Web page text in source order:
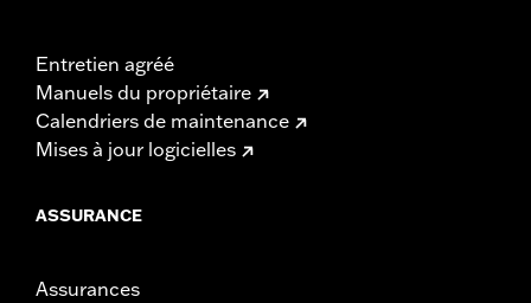
Entretien agréé
Manuels du propriétaire
Calendriers de maintenance
Mises à jour logicielles
ASSURANCE
Assurances